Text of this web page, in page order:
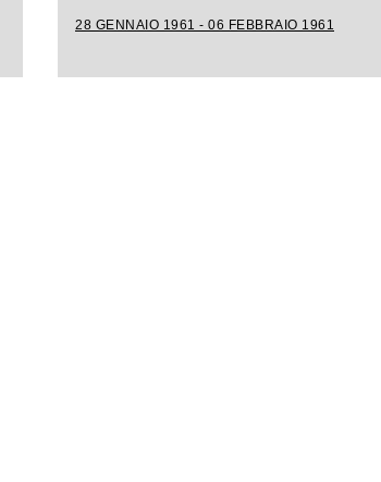
28 GENNAIO 1961 - 06 FEBBRAIO 1961